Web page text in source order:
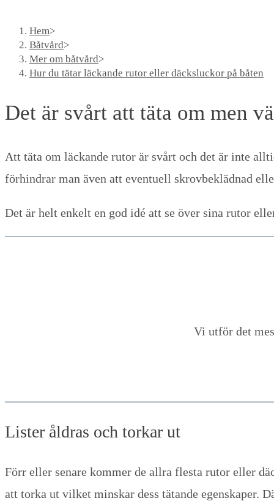
Hem>
Båtvård>
Mer om båtvård>
Hur du tätar läckande rutor eller däcksluckor på båten
Det är svårt att täta om men
Att täta om läckande rutor är svårt och det är inte
förhindrar man även att eventuell skrovbeklädnad
Det är helt enkelt en god idé att se över sina rutor
Vi utför det
Lister åldras och torkar ut
Förr eller senare kommer de allra flesta rutor eller
att torka ut vilket minskar dess tätande egenskaper.